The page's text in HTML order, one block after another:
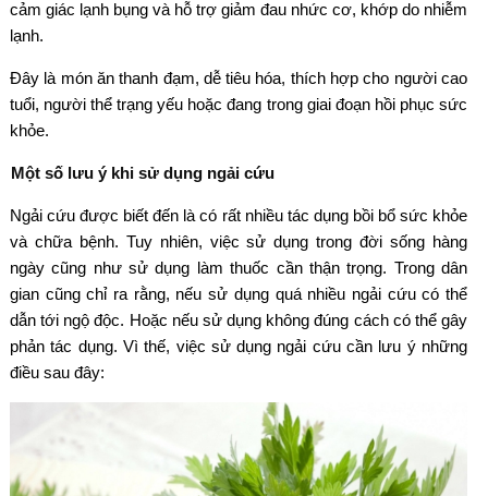
cảm giác lạnh bụng và hỗ trợ giảm đau nhức cơ, khớp do nhiễm
lạnh.
Đây là món ăn thanh đạm, dễ tiêu hóa, thích hợp cho người cao
tuổi, người thể trạng yếu hoặc đang trong giai đoạn hồi phục sức
khỏe.
Một số lưu ý khi sử dụng ngải cứu
Ngải cứu được biết đến là có rất nhiều tác dụng bồi bổ sức khỏe
và chữa bệnh. Tuy nhiên, việc sử dụng trong đời sống hàng
ngày cũng như sử dụng làm thuốc cần thận trọng. Trong dân
gian cũng chỉ ra rằng, nếu sử dụng quá nhiều ngải cứu có thể
dẫn tới ngộ độc. Hoặc nếu sử dụng không đúng cách có thể gây
phản tác dụng. Vì thế, việc sử dụng ngải cứu cần lưu ý những
điều sau đây: